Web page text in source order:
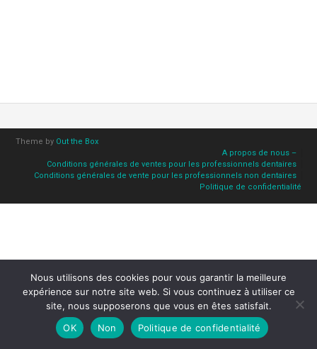
Theme by Out the Box
A propos de nous –
Conditions générales de ventes pour les professionnels dentaires
Conditions générales de vente pour les professionnels non dentaires
Politique de confidentialité
Nous utilisons des cookies pour vous garantir la meilleure
expérience sur notre site web. Si vous continuez à utiliser ce
site, nous supposerons que vous en êtes satisfait.
OK
Non Politique de confidentialité